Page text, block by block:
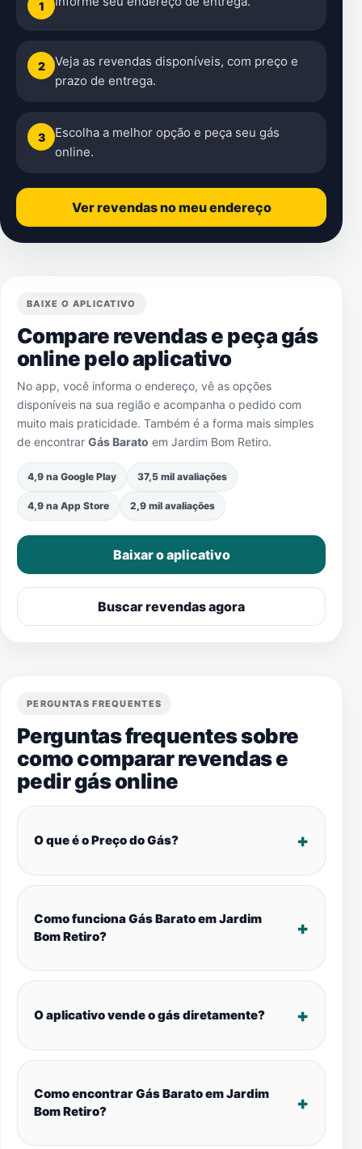
1
2
Veja as revendas disponíveis, com preço e
prazo de entrega.
3
Escolha a melhor opção e peça seu gás
online.
Ver revendas no meu endereço
BAIXE O APLICATIVO
Compare revendas e peça gás
online pelo aplicativo
No app, você informa o endereço, vê as opções
disponíveis na sua região e acompanha o pedido com
muito mais praticidade. Também é a forma mais simples
de encontrar Gás Barato em Jardim Bom Retiro.
4,9 na Google Play 37,5 mil avaliações
4,9 na App Store 2,9 mil avaliações
Baixar o aplicativo
Buscar revendas agora
PERGUNTAS FREQUENTES
Perguntas frequentes sobre
como comparar revendas e
pedir gás online
O que é o Preço do Gás?
Como funciona Gás Barato em Jardim
Bom Retiro?
O aplicativo vende o gás diretamente?
Como encontrar Gás Barato em Jardim
Bom Retiro?